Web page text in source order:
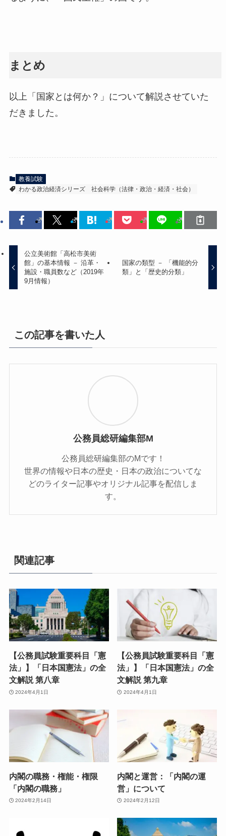
まとめ
以上「国家とは何か？」について解説させていた
だきました。
教養試験
わかる政治経済シリーズ
社会科学（法律・政治・経済・社会）
公立美術館「高松市美術
館」の基本情報 － 沿革・
施設・職員数など（2019年
9月情報）
国家の類型 － 「機能的分
類」と「歴史的分類」
この記事を書いた人
公務員総研編集部M
公務員総研編集部のMです！
世界の情報や日本の歴史・日本の政治についてな
どのライター記事やオリジナル記事を配信しま
す。
関連記事
【公務員試験重要科目「憲
法」】「日本国憲法」の全
文解説 第八章
2024年4月1日
【公務員試験重要科目「憲
法」】「日本国憲法」の全
文解説 第九章
2024年4月1日
内閣の職務・権能・権限
「内閣の職務」
2024年2月14日
内閣と運営：「内閣の運
営」について
2024年2月12日